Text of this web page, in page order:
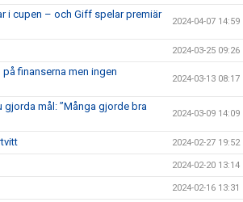
i cupen – och Giff spelar premiär
2024-04-07 14:59
2024-03-25 09:26
finanserna men ingen
2024-03-13 08:17
gjorda mål: ”Många gjorde bra
2024-03-09 14:09
2024-02-27 19:52
2024-02-20 13:14
2024-02-16 13:31